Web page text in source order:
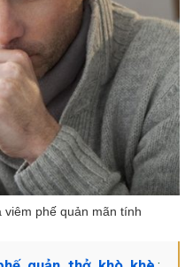
viêm phế quản mãn tính